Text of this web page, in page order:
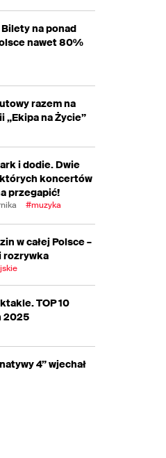
na ponad
nawet 80%
razem na
„Ekipa na Życie”
i dodie. Dwie
koncertów
przegapić!
#muzyka
w całej Polsce –
rozrywka
TOP 10
2025
4” wjechał